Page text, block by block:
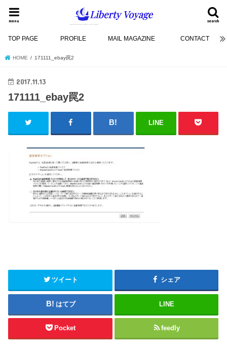
search
menu
TOP PAGE PROFILE MAIL MAGAZINE CONTACT
HOME 171111_ebay罠2
2017.11.13
171111_ebay罠2
LINE
ツイート シェア
はてブ LINE
Pocket feedly